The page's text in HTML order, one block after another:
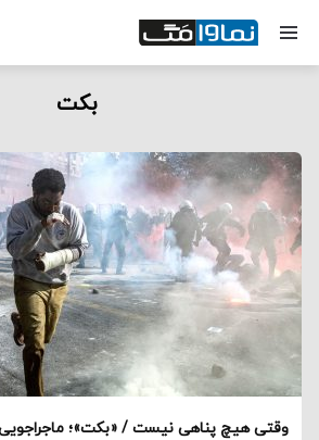
بکت
وقتی هیچ پناهی نیست / «بکت»؛